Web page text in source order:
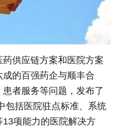
供应链方案和医院方案
的百强药企与顺丰合
者服务等问题，发布了
包括医院驻点标准、系统
项能力的医院解决方